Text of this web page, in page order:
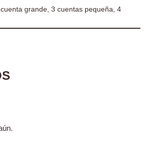
grande, 3 cuentas pequeña, 4